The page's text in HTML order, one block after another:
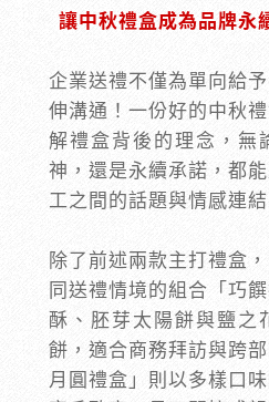
讓中秋禮盒成為品牌永
企業送禮不僅為單向給
伸溝通！一份好的中秋
解禮盒背後的理念，無
神，還是永續承諾，都
工之間的話題與情感連結
除了前述兩款主打禮盒
同送禮情境的組合「巧
酥、胚芽太陽餅與鹽之
餅，適合商務拜訪與跨
月圓禮盒」則以多樣口